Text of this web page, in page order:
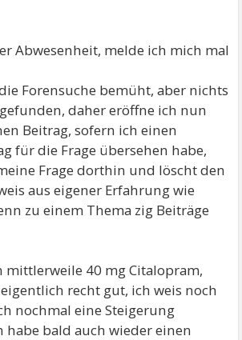
Abwesenheit, melde ich mich mal
Forensuche bemüht, aber nichts
daher eröffne ich nun
Beitrag, sofern ich einen
für die Frage übersehen habe,
Frage dorthin und löscht den
aus eigener Erfahrung wie
zu einem Thema zig Beiträge
mittlerweile 40 mg Citalopram,
recht gut, ich weis noch
nochmal eine Steigerung
habe bald auch wieder einen